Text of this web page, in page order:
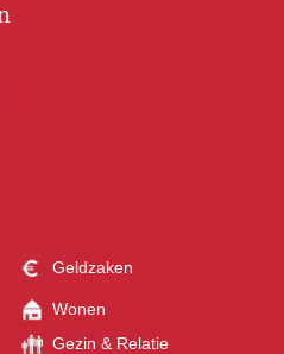
Geldzaken
Wonen
Gezin & Relatie